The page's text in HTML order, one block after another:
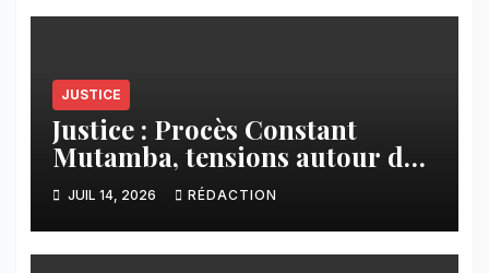
JUSTICE
Justice : Procès Constant
Mutamba, tensions autour de
la procédure et renvoi au 27
juillet
JUIL 14, 2026 RÉDACTION